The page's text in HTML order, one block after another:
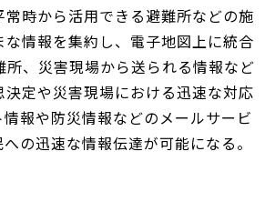
時から活用できる避難所などの施
情報を集約し、電子地図上に統合
、災害現場から送られる情報など
定や災害現場における迅速な対応
報や防災情報などのメールサービ
の迅速な情報伝達が可能になる。